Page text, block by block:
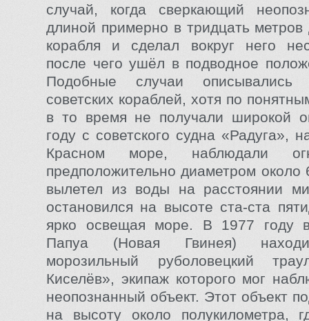
случай, когда сверкающий
длиной примерно в тридцать метров
корабля и сделал вокруг него
после чего ушёл в подводное
Подобные случаи
советских кораблей, хотя по
в то время не получали широкой
году с советского судна «Радуга»,
Красном море, наблюдали
предположительно диаметром
вылетел из воды на расстоянии
остановился на высоте ста-ста
ярко освещая море. В 1977 году
Папуа (Новая Гвинея)
морозильный руболовецкий
Киселёв», экипаж которого мог
неопознанный объект. Этот объект
на высоту около полукилометра,